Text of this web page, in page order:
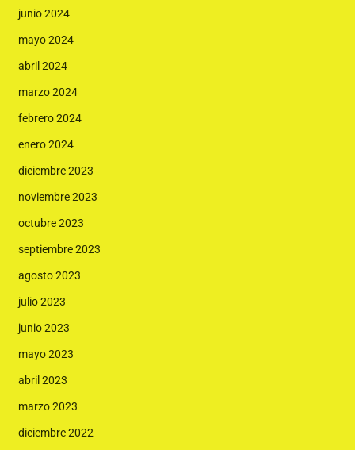
junio 2024
mayo 2024
abril 2024
marzo 2024
febrero 2024
enero 2024
diciembre 2023
noviembre 2023
octubre 2023
septiembre 2023
agosto 2023
julio 2023
junio 2023
mayo 2023
abril 2023
marzo 2023
diciembre 2022